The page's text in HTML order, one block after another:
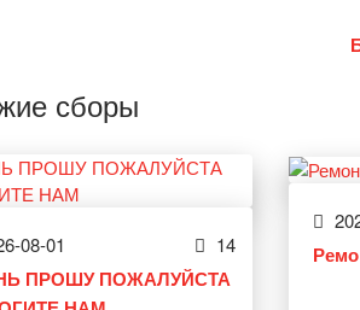
сборы
08-01 14
ПРОШУ ПОЖАЛУЙСТА